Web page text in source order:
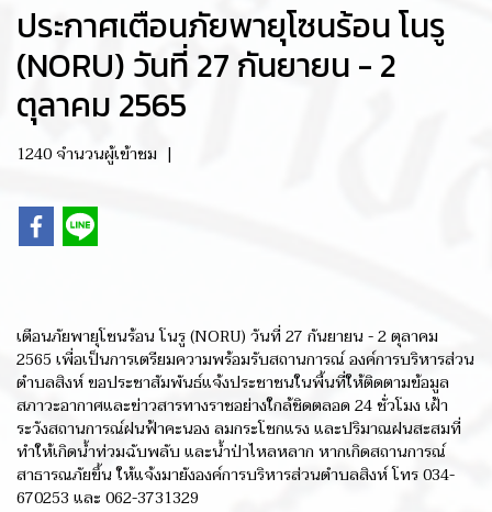
ประกาศเตือนภัยพายุโซนร้อน โนรู
(NORU) วันที่ 27 กันยายน - 2
ตุลาคม 2565
1240 จำนวนผู้เข้าชม |
เตือนภัยพายุโซนร้อน โนรู (NORU) วันที่ 27 กันยายน - 2 ตุลาคม
2565 เพื่อเป็นการเตรียมความพร้อมรับสถานการณ์ องค์การบริหารส่วน
ตำบลสิงห์ ขอประชาสัมพันธ์แจ้งประชาชนในพื้นที่ให้ติดตามข้อมูล
สภาวะอากาศและข่าวสารทางราชอย่างใกล้ชิดตลอด 24 ชั่วโมง เฝ้า
ระวังสถานการณ์ฝนฟ้าคะนอง ลมกระโชกแรง และปริมาณฝนสะสมที่
ทำให้เกิดน้ำท่วมฉับพลับ และน้ำป่าไหลหลาก หากเกิดสถานการณ์
สาธารณภัยขึ้น ให้แจ้งมายังองค์การบริหารส่วนตำบลสิงห์ โทร 034-
670253 และ 062-3731329